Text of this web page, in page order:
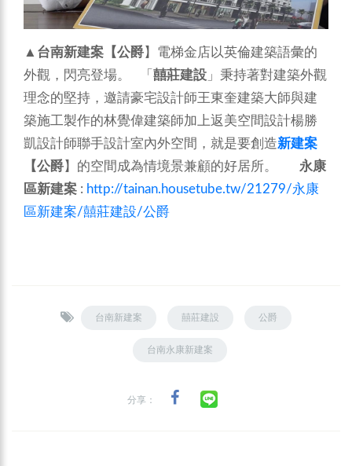
▲ 台南新建案【公爵】電梯金店以英倫建築語彙的
外觀，閃亮登場。 「 囍莊建設 」秉持著對建築外觀
理念的堅持，邀請豪宅設計師王東奎建築大師與建
築施工製作的林覺偉建築師加上返美空間設計楊勝
凱設計師聯手設計室內外空間，就是要創造新建案
【公爵】的空間成為情境景兼顧的好居所。 永康
區新建案 : http://tainan.housetube.tw/21279/永康
區新建案/囍莊建設/公爵
台南新建案 囍莊建設 公爵
台南永康新建案
分享：